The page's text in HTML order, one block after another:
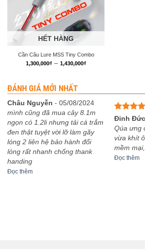
HẾT HÀNG
Cần Câu Lure MSS Tiny Combo
1,300,000₫ – 1,430,000₫Khoảng
1,430,000₫
ĐÁNH GIÁ MỚI NHẤT
Châu Nguyễn - 05/08/2024
mình cũng đã mua cây 8.1m
ngọn có 1.2li nhưng tải cá trắm
đen thật tuyệt vời lỡ làm gãy
lóng 2 liên hệ bảo hành đổi
lóng rất nhanh chống thank
handing
Đọc thêm
Được xếp
hạng
sao
Đinh
Qúa ưng
vừa khít
mềm
Đọc thêm